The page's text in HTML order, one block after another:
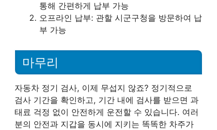
통해 간편하게 납부 가능
오프라인 납부: 관할 시군구청을 방문하여 납
부 가능
마무리
자동차 정기 검사, 이제 무섭지 않죠? 정기적으로
검사 기간을 확인하고, 기간 내에 검사를 받으면 과
태료 걱정 없이 안전하게 운전할 수 있습니다. 여러
분의 안전과 지갑을 동시에 지키는 똑똑한 차주가